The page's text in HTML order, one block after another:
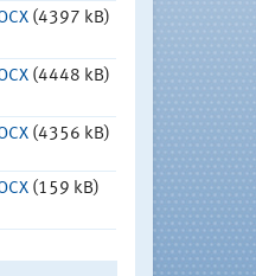
(4397 kB)
(4448 kB)
(4356 kB)
(159 kB)